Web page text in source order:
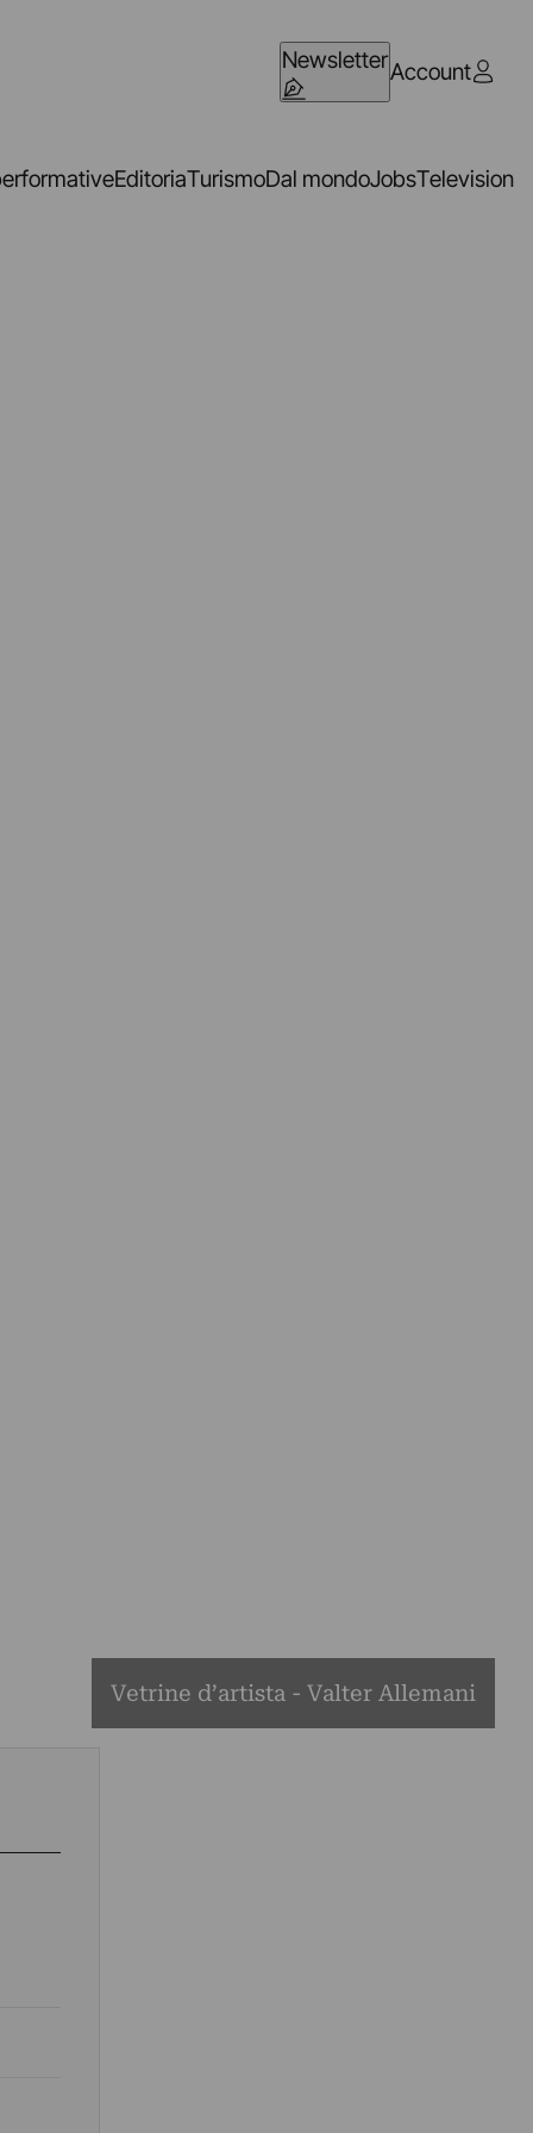
NewsletterAccount
EditoriaTurismoDal mondoJobsTelevision
Vetrine d’artista - Valter Allemani